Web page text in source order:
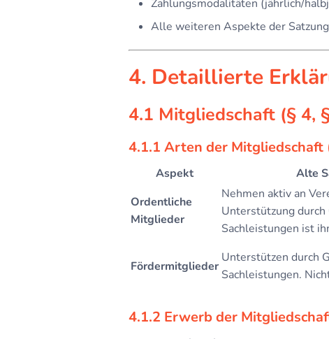
Zahlungsmodalitäten (jährlich/
Alle weiteren Aspekte der
4. Detaillierte
4.1 Mitgliedschaft (§ 4,
4.1.1 Arten der Mitgliedschaft
Aspekt Alte
Ordentliche
Mitglieder
Nehmen aktiv an
Unterstützung
Sachleistungen ist
Fördermitglieder
Unterstützen durch
Sachleistungen.
4.1.2 Erwerb der